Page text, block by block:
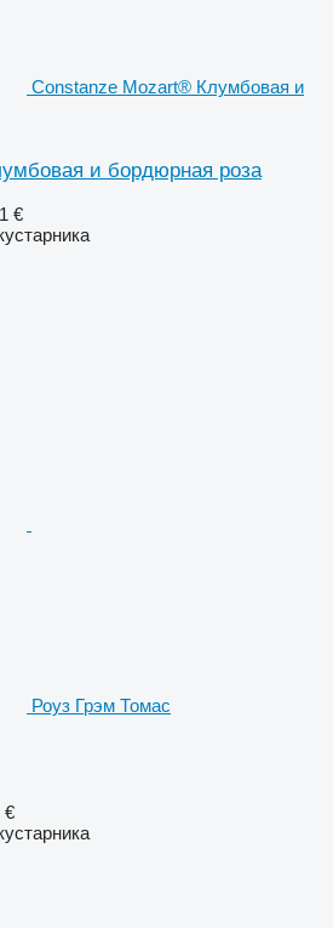
Constanze Mozart® Клумбовая и
и бордюрная роза
€
Роуз Грэм Томас
€